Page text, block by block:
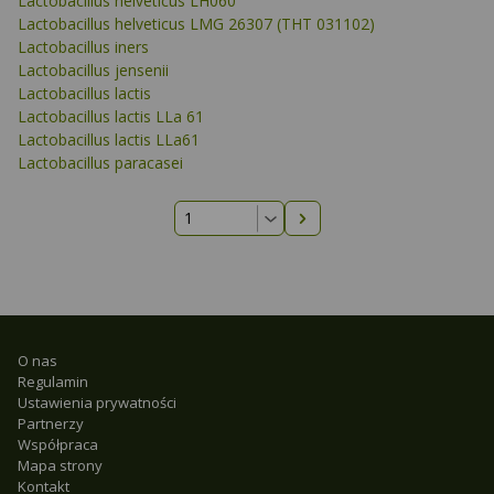
Lactobacillus helveticus LMG 26307 (THT 031102)
Lactobacillus iners
Lactobacillus jensenii
Lactobacillus lactis
Lactobacillus lactis LLa 61
Lactobacillus lactis LLa61
Lactobacillus paracasei
Następna strona
O nas
Regulamin
Ustawienia prywatności
Partnerzy
Współpraca
Mapa strony
Kontakt